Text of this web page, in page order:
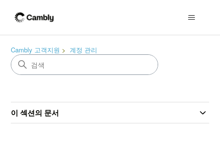
Cambly 고객지원 계정 관리
이 섹션의 문서